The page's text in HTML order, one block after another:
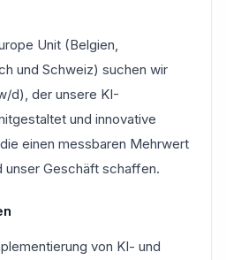
Unit (Belgien,
und Schweiz) suchen wir
d), der unsere KI-
und innovative
einen messbaren Mehrwert
unser Geschäft schaffen.
von KI- und